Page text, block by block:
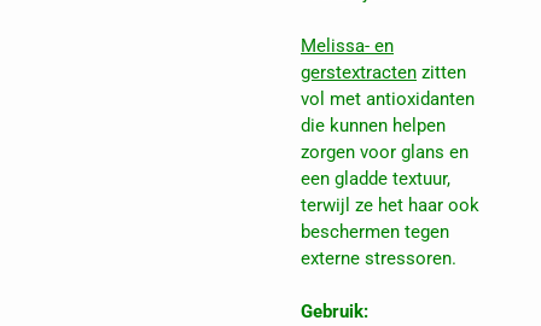
Melissa- en
gerstextracten zitten
vol met antioxidanten
die kunnen helpen
zorgen voor glans en
een gladde textuur,
terwijl ze het haar ook
beschermen tegen
externe stressoren.
Gebruik: